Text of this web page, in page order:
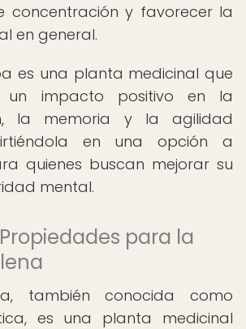
concentración y favorecer la
en general.
es una planta medicinal que
un impacto positivo en la
la memoria y la agilidad
en una opción a
quienes buscan mejorar su
mental.
para la
también conocida como
es una planta medicinal